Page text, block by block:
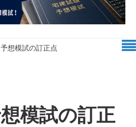
想模試の訂正点
模試の訂正